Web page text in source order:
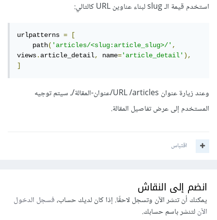
استخدم قيمة الـ slug لبناء عناوين URL كالتالي:
urlpatterns =
[
    path
('articles/<slug:article_slug>/',
views.article_detail, name='article_detail'),
]
وعند زيارة عنوان URL /articles/عنوان-المقالة/، سيتم توجيه
المستخدم إلى عرض تفاصيل المقالة.
اقتباس
انضم إلى النقاش
يمكنك أن تنشر الآن وتسجل لاحقًا. إذا كان لديك حساب،فسجل الدخول
الآنلتنشر باسم حسابك.